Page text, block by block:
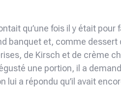
qu’une fois il y était pour
banquet et, comme dessert
de Kirsch et de crème
une portion, il a
a répondu qu’il avait